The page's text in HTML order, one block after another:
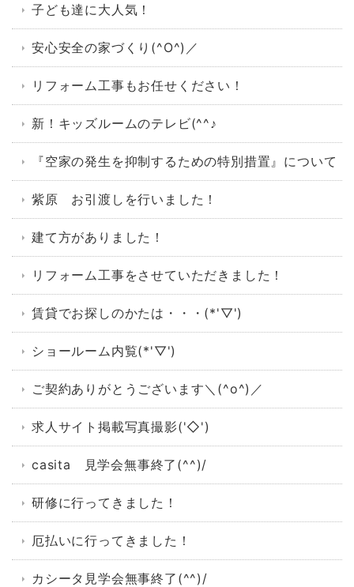
子ども達に大人気！
安心安全の家づくり(^O^)／
リフォーム工事もお任せください！
新！キッズルームのテレビ(^^♪
『空家の発生を抑制するための特別措置』について
紫原 お引渡しを行いました！
建て方がありました！
リフォーム工事をさせていただきました！
賃貸でお探しのかたは・・・(*'▽')
ショールーム内覧(*'▽')
ご契約ありがとうございます＼(^o^)／
求人サイト掲載写真撮影('◇')ゞ
casita 見学会無事終了(^^)/
研修に行ってきました！
厄払いに行ってきました！
カシータ見学会無事終了(^^)/